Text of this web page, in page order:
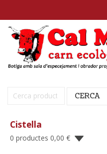
Cerca: CERCA
Cistella
0 productes 0,00 €